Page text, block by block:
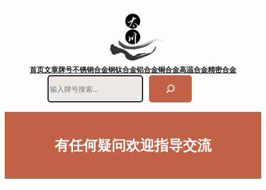
首页文章牌号不锈钢合金钢钛合金铝合金铜合金高温合金精密合金
有任何疑问欢迎指导交流